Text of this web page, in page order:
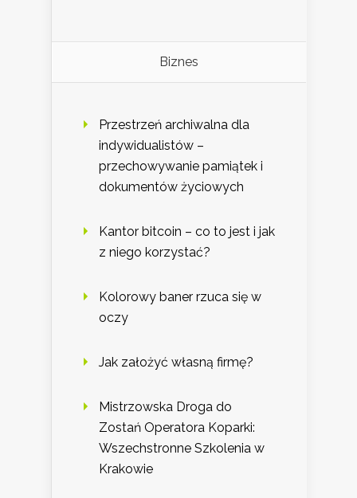
Biznes
Przestrzeń archiwalna dla
indywidualistów –
przechowywanie pamiątek i
dokumentów życiowych
Kantor bitcoin – co to jest i jak
z niego korzystać?
Kolorowy baner rzuca się w
oczy
Jak założyć własną firmę?
Mistrzowska Droga do
Zostań Operatora Koparki:
Wszechstronne Szkolenia w
Krakowie